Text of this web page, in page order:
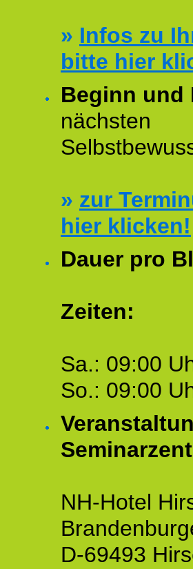
» Infos zu
bitte hier
Beginn und
nächsten
» zur
hier klicken!
Dauer pro
Zeiten:
Sa.: 09:00
So.: 09:00
NH-Hotel
D-69493